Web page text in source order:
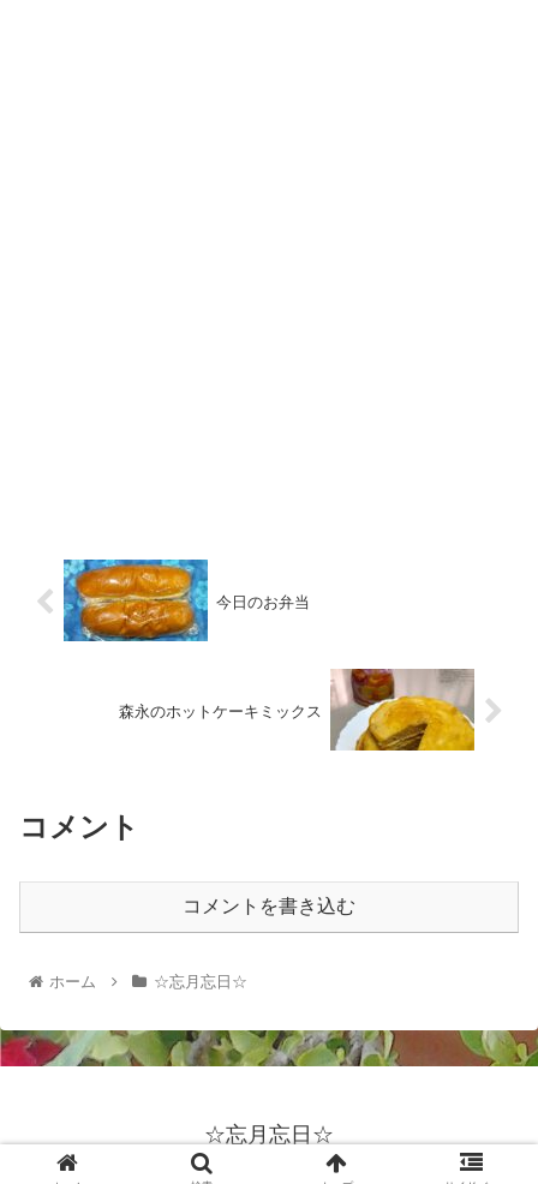
今日のお弁当
森永のホットケーキミックス
コメント
コメントを書き込む
ホーム ☆忘月忘日☆
☆忘月忘日☆
© 2022 ☆忘月忘日☆.